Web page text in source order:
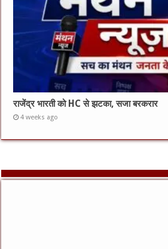
राजेंद्र भारती को HC से झटका, सजा बरकरार
4 weeks ago